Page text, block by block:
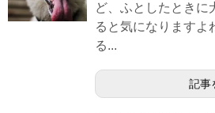
ど、ふとしたときに
ると気になりますよ
る...
記事